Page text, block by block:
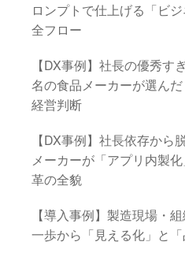
ロンプトで仕上げる「ビ
全フロー
【DX事例】社長の優秀
名の食品メーカーが選ん
経営判断
【DX事例】社長依存か
メーカーが「アプリ内製
革の全貌
【導入事例】製造現場・
一歩から「見える化」と